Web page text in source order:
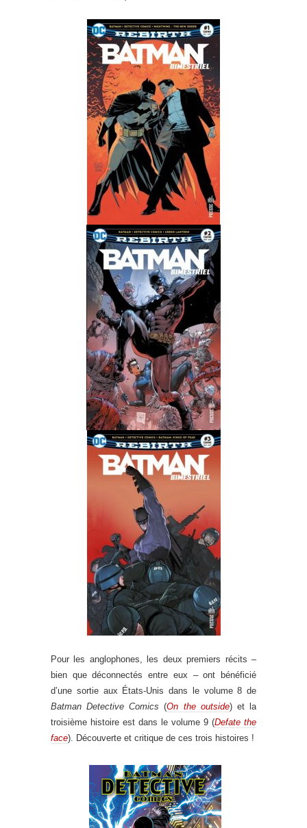
Pour les anglophones, les deux premiers récits –
bien que déconnectés entre eux – ont bénéficié
d’une sortie aux États-Unis dans le volume 8 de
Batman Detective Comics (On the outside) et la
troisième histoire est dans le volume 9 (Defate the
face). Découverte et critique de ces trois histoires !